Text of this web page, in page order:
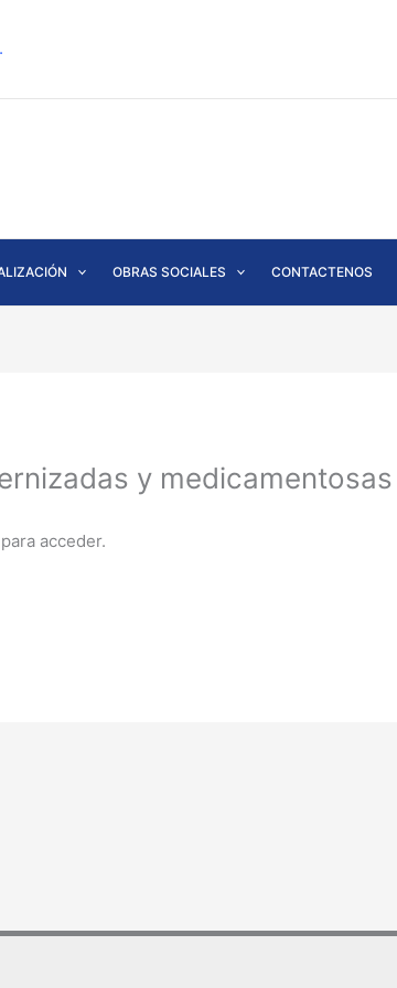
OBRAS SOCIALES CONTACTENOS
y medicamentosas
acceder.